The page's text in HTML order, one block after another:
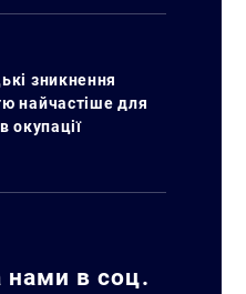
зникнення
найчастіше для
окупації
нами в соц.